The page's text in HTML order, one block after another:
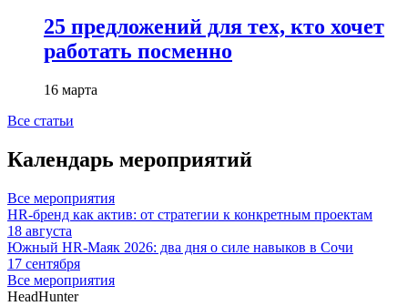
25 предложений для тех, кто хочет
работать посменно
16 марта
Все статьи
Календарь мероприятий
Все мероприятия
HR-бренд как актив: от стратегии к конкретным проектам
18 августа
Южный HR-Маяк 2026: два дня о силе навыков в Сочи
17 сентября
Все мероприятия
HeadHunter